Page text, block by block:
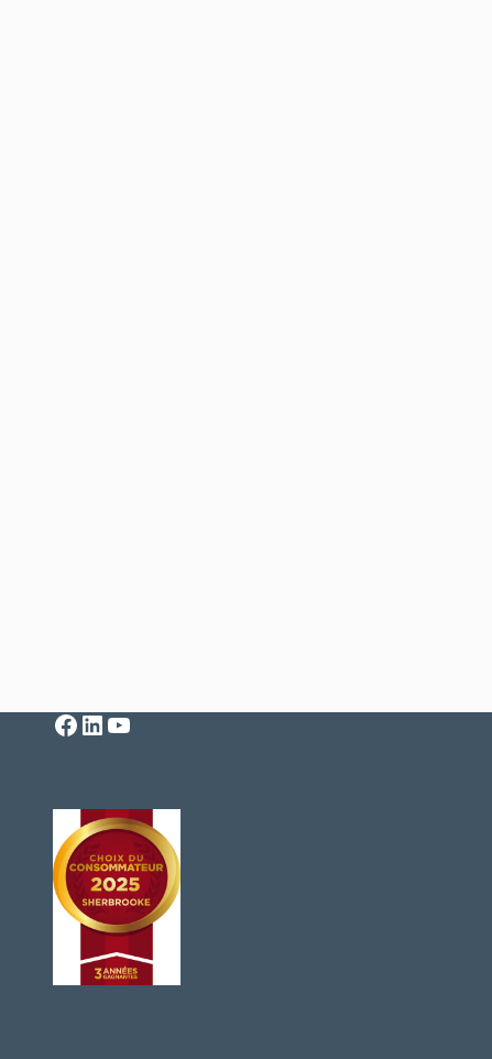
Facebook
LinkedIn
YouTube